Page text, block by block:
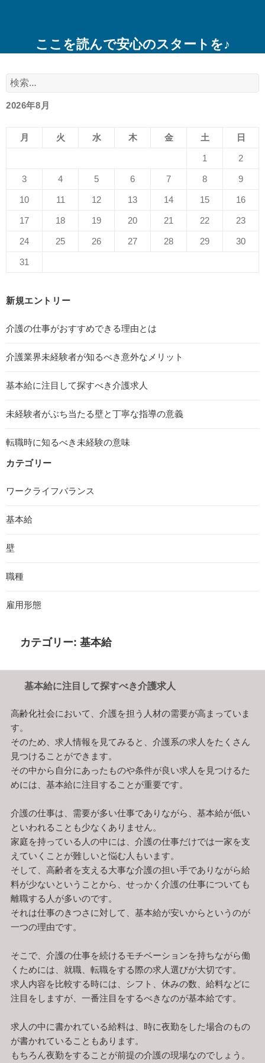
ここを読んで安心のスタートを♪
検
索:
2026年8月
月 火 水 木 金 土 日
1 2
3 4 5 6 7 8 9
10 11 12 13 14 15 16
17 18 19 20 21 22 23
24 25 26 27 28 29 30
31
新規エントリー
介護の仕事がおすすめできる理由とは
介護業界未経験者が知るべき意外なメリット
基本給に注目して探すべき介護求人
未経験者がぶち当たる壁と丁寧な指導の意義
転職時に知るべき未経験の意味
カテゴリー
ワークライフバランス
基本給
壁
職種
雇用形態
カテゴリー:基本給
基本給に注目して探すべき介護求人
高齢化社会において、介護を担う人材の需要が高まっていま
す。
そのため、求人情報を見てみると、介護系の求人をたくさん
見つけることができます。
その中から自分にあったものや条件が良い求人を見つけるた
めには、基本給に注目することが重要です。
介護の仕事は、需要が多い仕事でありながら、基本給が低い
といわれることも少なくありません。
家庭を持っている人の中には、介護の仕事だけでは一家を支
えていくことが難しいと悩む人もいます。
そして、高齢者を支える大事な介護の担い手でありながら給
料が少ないということから、せっかく介護の仕事についても
離職する人が多いのです。
それは仕事のきつさに対して、基本給が安いからというのが
一つの理由です。
そこで、介護の仕事を続けるモチベーションを持ちながら働
くためには、就職、転職をする際の求人選びが大切です。
求人内容を比較する時には、シフト、休みの数、給料などに
注目をしますが、一番注目をするべきなのが基本給です。
求人の中に書かれている給料は、時に夜勤をした場合のもの
が書かれていることもあります。
もちろん夜勤をすることが前提の介護の現場なのでしょう。